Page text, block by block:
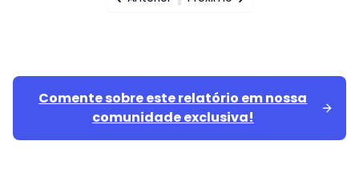
Comente sobre este relatório em nossa
comunidade exclusiva!